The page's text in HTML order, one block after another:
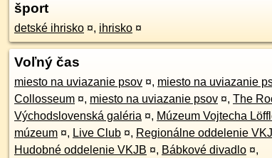
šport
detské ihrisko ¤, ihrisko ¤
Voľný čas
miesto na uviazanie psov ¤, miesto na uviazanie
Collosseum ¤, miesto na uviazanie psov ¤, The
Východslovenská galéria ¤, Múzeum Vojtecha
múzeum ¤, Live Club ¤, Regionálne oddelenie
Hudobné oddelenie VKJB ¤, Bábkové divadlo ¤,